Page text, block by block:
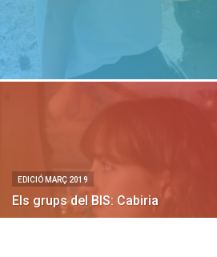
EDICIÓ MARÇ 2019
Els grups del BIS: Cabiria